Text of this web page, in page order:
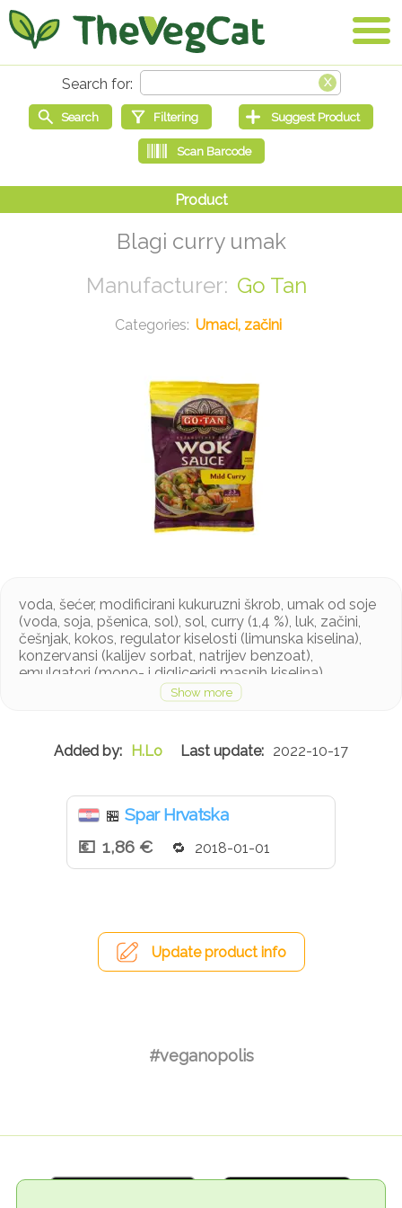
Blagi curry umak
Go Tan
Umaci, začini
voda, šećer, modificirani kukuruzni škrob, umak od soje
(voda, soja, pšenica, sol), sol, curry (1,4 %), luk, začini,
češnjak, kokos, regulator kiselosti (limunska kiselina),
konzervansi (kalijev sorbat, natrijev benzoat),
emulgatori (mono- i digliceridi masnih kiselina),
zgušnjivač (ksantan guma)
Proizvod sadrži pšenicu i soju. Može sadržavati orahe i
H.Lo
2022-10-17
🏪 Spar Hrvatska
1,86 €
2018-01-01
Update product info
#veganopolis